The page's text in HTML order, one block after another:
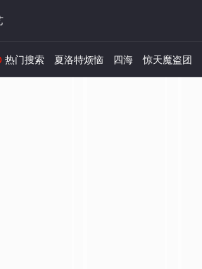
热门搜索 夏洛特烦恼 四海 惊天魔盗团